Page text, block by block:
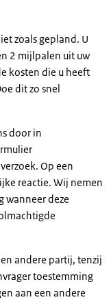
zoals gepland. U
2 mijlpalen uit uw
kosten die u heeft
dit zo snel
door in
Op een
reactie. Wij nemen
wanneer deze
andere partij, tenzij
toestemming
aan een andere